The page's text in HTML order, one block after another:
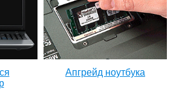
Апгрейд ноутбука